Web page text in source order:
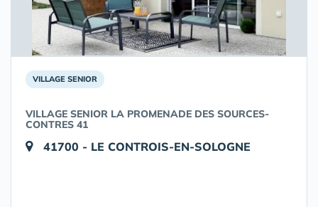
VILLAGE SENIOR
VILLAGE SENIOR LA PROMENADE DES SOURCES-
CONTRES 41
41700 - LE CONTROIS-EN-SOLOGNE